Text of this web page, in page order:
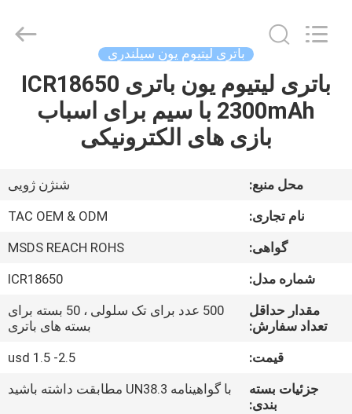
صفحه
اصلی
درباره
کارخانه
Energy
Rights
باتری لیتیوم یون سیلندری
باتری لیتیوم یون باتری ICR18650
2300mAh با سیم برای اسباب
بازی های الکترونیکی
محل منبع:
شنژن ژویی
نام تجاری:
TAC OEM & ODM
گواهی:
MSDS REACH ROHS
شماره مدل:
ICR18650
مقدار حداقل
تعداد سفارش:
500 عدد برای تک سلولی ، 50 بسته برای
بسته های باتری
قیمت:
usd 1.5 -2.5
جزئیات بسته
بندی:
با گواهینامه UN38.3 مطابقت داشته باشید